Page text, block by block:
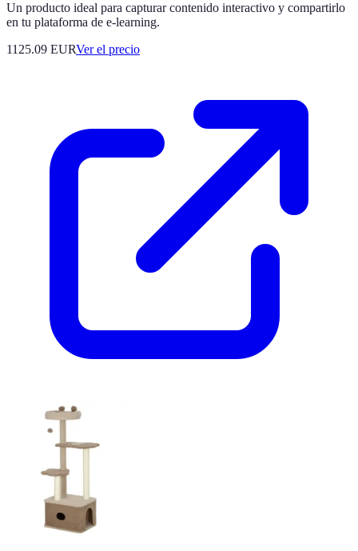
Un producto ideal para capturar contenido interactivo y compartirlo
en tu plataforma de e-learning.
1125.09 EURVer el precio